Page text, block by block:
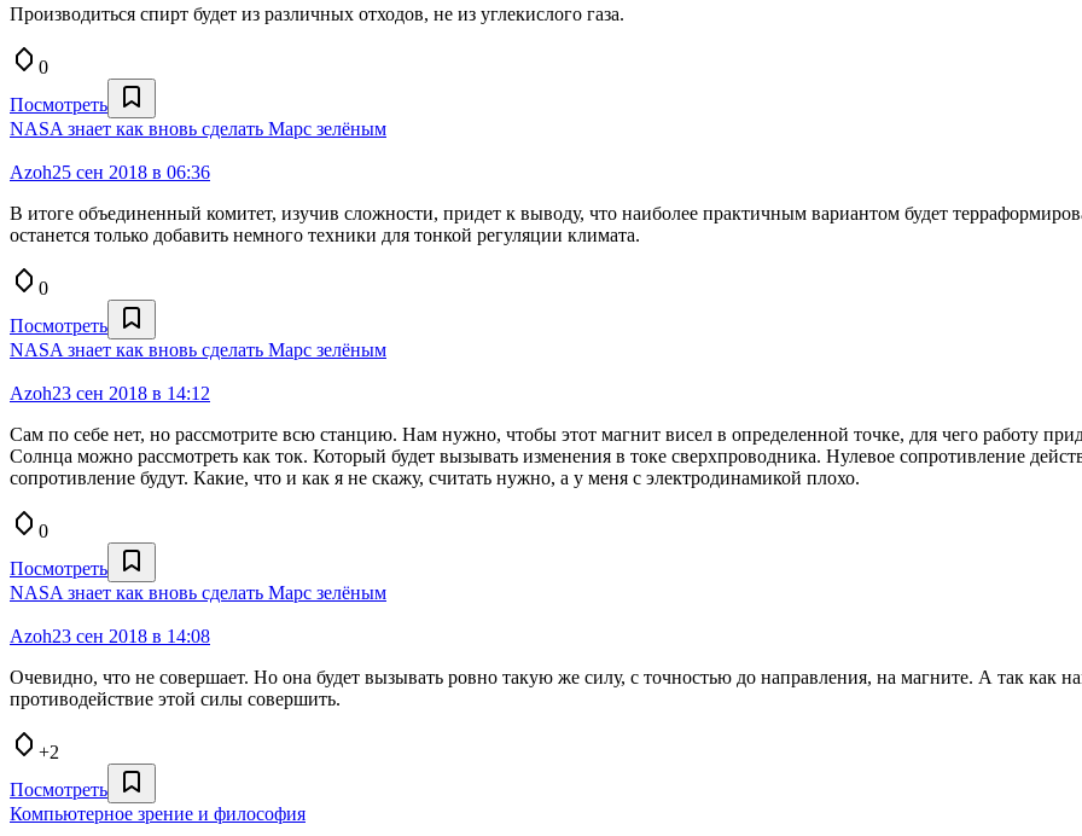
Производиться спирт будет из различных отходов, не из углекислого газа.
0
Посмотреть
NASA знает как вновь сделать Марс зелёным
Azoh25 сен 2018 в 06:36
В итоге объединенный комитет, изучив сложности, придет к выводу, что наиболее практичным вариантом будет
останется только добавить немного техники для тонкой регуляции климата.
0
Посмотреть
NASA знает как вновь сделать Марс зелёным
Azoh23 сен 2018 в 14:12
Сам по себе нет, но рассмотрите всю станцию. Нам нужно, чтобы этот магнит висел в определенной точке, для чего работу
Солнца можно рассмотреть как ток. Который будет вызывать изменения в токе сверхпроводника. Нулевое сопротивление
сопротивление будут. Какие, что и как я не скажу, считать нужно, а у меня с электродинамикой плохо.
0
Посмотреть
NASA знает как вновь сделать Марс зелёным
Azoh23 сен 2018 в 14:08
Очевидно, что не совершает. Но она будет вызывать ровно такую же силу, с точностью до направления, на магните. А так как
противодействие этой силы совершить.
+2
Посмотреть
Компьютерное зрение и философия